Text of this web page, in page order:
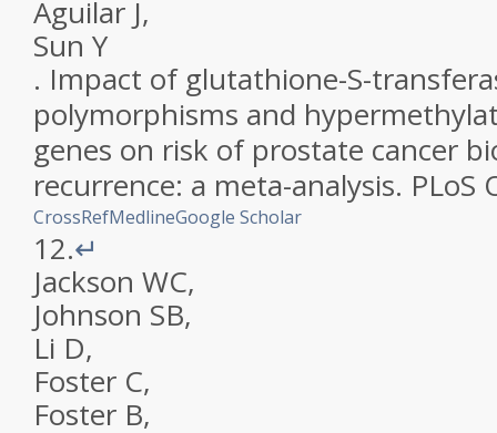
Aguilar J,
Sun Y
. Impact of glutathione-S-
polymorphisms and
genes on risk of prostate cancer
recurrence: a meta-analysis. PLoS
CrossRefMedlineGoogle Scholar
12.↵
Jackson WC,
Johnson SB,
Li D,
Foster C,
Foster B,